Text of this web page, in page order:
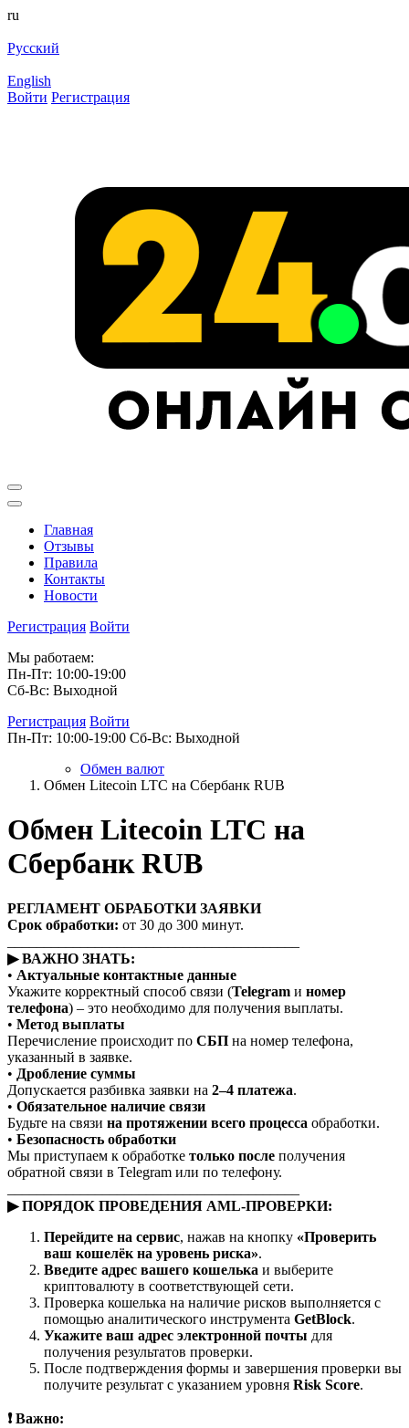
ru
Русский
English
Войти Регистрация
Главная
Отзывы
Правила
Контакты
Новости
Регистрация Войти
Мы работаем:
Пн-Пт: 10:00-19:00
Сб-Вс: Выходной
Регистрация Войти
Пн-Пт: 10:00-19:00 Сб-Вс: Выходной
Обмен валют
Обмен Litecoin LTC на Сбербанк RUB
Обмен Litecoin LTC на
Сбербанк RUB
РЕГЛАМЕНТ ОБРАБОТКИ ЗАЯВКИ
Срок обработки: от 30 до 300 минут.
▶ ВАЖНО ЗНАТЬ:
• Актуальные контактные данные
Укажите корректный способ связи (Telegram и номер
телефона) – это необходимо для получения выплаты.
• Метод выплаты
Перечисление происходит по СБП на номер телефона,
указанный в заявке.
• Дробление суммы
Допускается разбивка заявки на 2–4 платежа.
• Обязательное наличие связи
Будьте на связи на протяжении всего процесса обработки.
• Безопасность обработки
Мы приступаем к обработке только после получения
обратной связи в Telegram или по телефону.
▶ ПОРЯДОК ПРОВЕДЕНИЯ AML-ПРОВЕРКИ:
Перейдите на сервис, нажав на кнопку «Проверить
ваш кошелёк на уровень риска».
Введите адрес вашего кошелька и выберите
криптовалюту в соответствующей сети.
Проверка кошелька на наличие рисков выполняется с
помощью аналитического инструмента GetBlock.
Укажите ваш адрес электронной почты для
получения результатов проверки.
После подтверждения формы и завершения проверки вы
получите результат с указанием уровня Risk Score.
❗ Важно: